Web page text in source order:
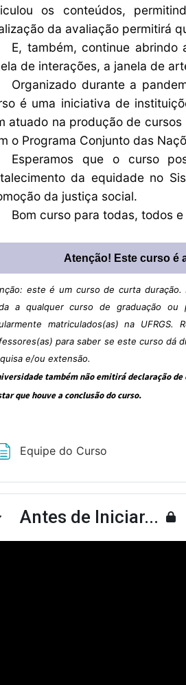
os conteúdos,
da avaliação permitirá
E, também, continue abrindo
de interações, a janela de
Organizado durante a
é uma iniciativa de
atuado na produção de
o Programa Conjunto das
Esperamos que o curso
da equidade no
da justiça social.
Bom curso para todas, todos
Atenção! Este curso é
este é um curso de curta
a qualquer curso de graduação ou
matriculados(as) na UFRGS.
para saber se este curso dá
e/ou extensão.
também não emitirá declaração
que houve a conclusão do curso.
Equipe do Curso
Antes de Iniciar...